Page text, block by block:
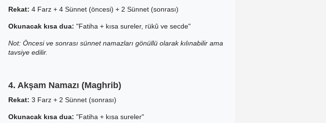
Rekat: 4 Farz + 4 Sünnet (öncesi) + 2 Sünnet (sonrası)
Okunacak kısa dua: "Fatiha + kısa sureler, rükû ve secde"
Not: Öncesi ve sonrası sünnet namazları gönüllü olarak kılınabilir ama
tavsiye edilir.
4. Akşam Namazı (Maghrib)
Rekat: 3 Farz + 2 Sünnet (sonrası)
Okunacak kısa dua: "Fatiha + kısa sureler"